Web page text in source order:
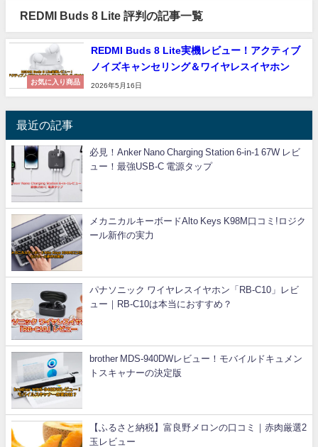
REDMI Buds 8 Lite 評判の記事一覧
お気に入り商品
REDMI Buds 8 Lite実機レビュー！アクティブ
ノイズキャンセリング＆ワイヤレスイヤホン
2026年5月16日
最近の記事
必見！Anker Nano Charging Station 6-in-1 67W レビ
ュー！最強USB-C 電源タップ
メカニカルキーボードAlto Keys K98M口コミ!ロジク
ール新作の実力
パナソニック ワイヤレスイヤホン「RB-C10」レビ
ュー｜RB-C10は本当におすすめ？
brother MDS-940DWレビュー！モバイルドキュメン
トスキャナーの決定版
【ふるさと納税】富良野メロンの口コミ｜赤肉厳選2
玉レビュー